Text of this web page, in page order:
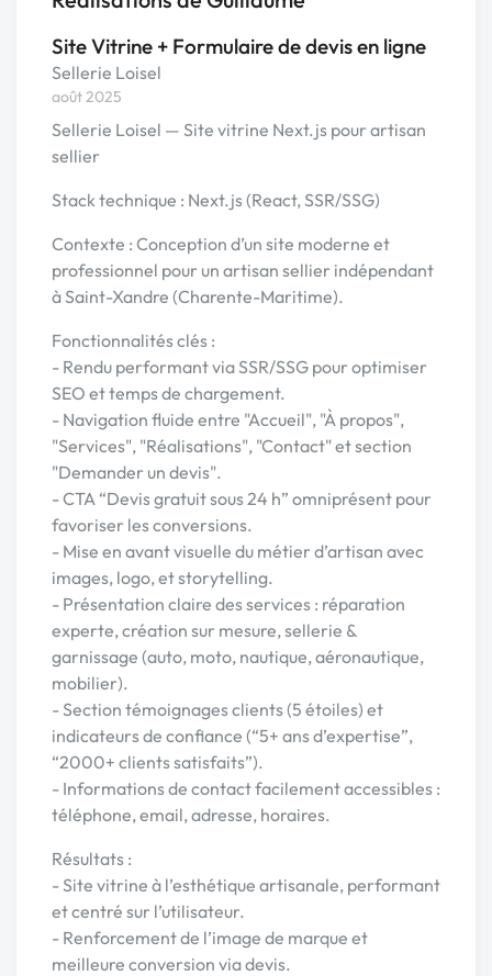
Site Vitrine + Formulaire de devis en ligne
Sellerie Loisel
août 2025
Sellerie Loisel — Site vitrine Next.js pour artisan
sellier
Stack technique : Next.js (React, SSR/SSG)
Contexte : Conception d’un site moderne et
professionnel pour un artisan sellier indépendant
à Saint-Xandre (Charente-Maritime).
Fonctionnalités clés :
- Rendu performant via SSR/SSG pour optimiser
SEO et temps de chargement.
- Navigation fluide entre "Accueil", "À propos",
"Services", "Réalisations", "Contact" et section
"Demander un devis".
- CTA “Devis gratuit sous 24 h” omniprésent pour
favoriser les conversions.
- Mise en avant visuelle du métier d’artisan avec
images, logo, et storytelling.
- Présentation claire des services : réparation
experte, création sur mesure, sellerie &
garnissage (auto, moto, nautique, aéronautique,
mobilier).
- Section témoignages clients (5 étoiles) et
indicateurs de confiance (“5+ ans d’expertise”,
“2000+ clients satisfaits”).
- Informations de contact facilement accessibles :
téléphone, email, adresse, horaires.
Résultats :
- Site vitrine à l’esthétique artisanale, performant
et centré sur l’utilisateur.
- Renforcement de l’image de marque et
meilleure conversion via devis.